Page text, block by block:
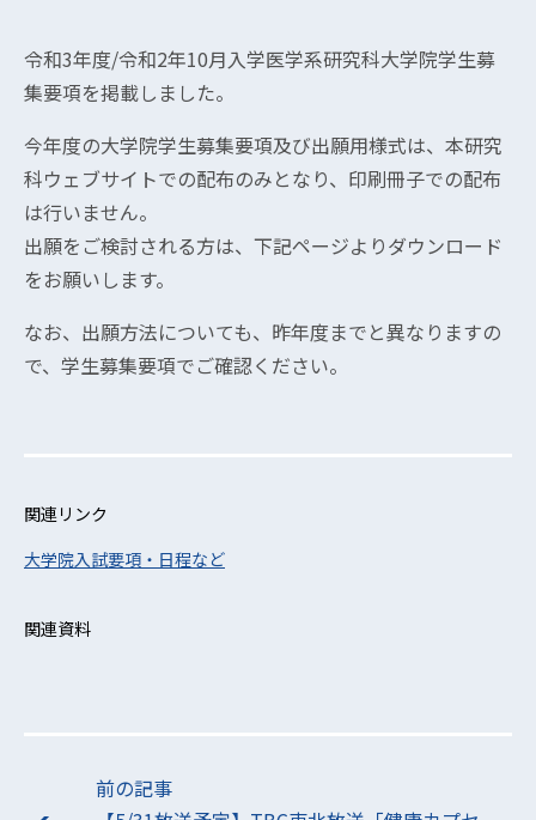
令和3年度/令和2年10月入学医学系研究科大学院学生募
集要項を掲載しました。
今年度の大学院学生募集要項及び出願用様式は、本研究
科ウェブサイトでの配布のみとなり、印刷冊子での配布
は行いません。
出願をご検討される方は、下記ページよりダウンロード
をお願いします。
なお、出願方法についても、昨年度までと異なりますの
で、学生募集要項でご確認ください。
関連リンク
大学院入試要項・日程など
関連資料
前の記事